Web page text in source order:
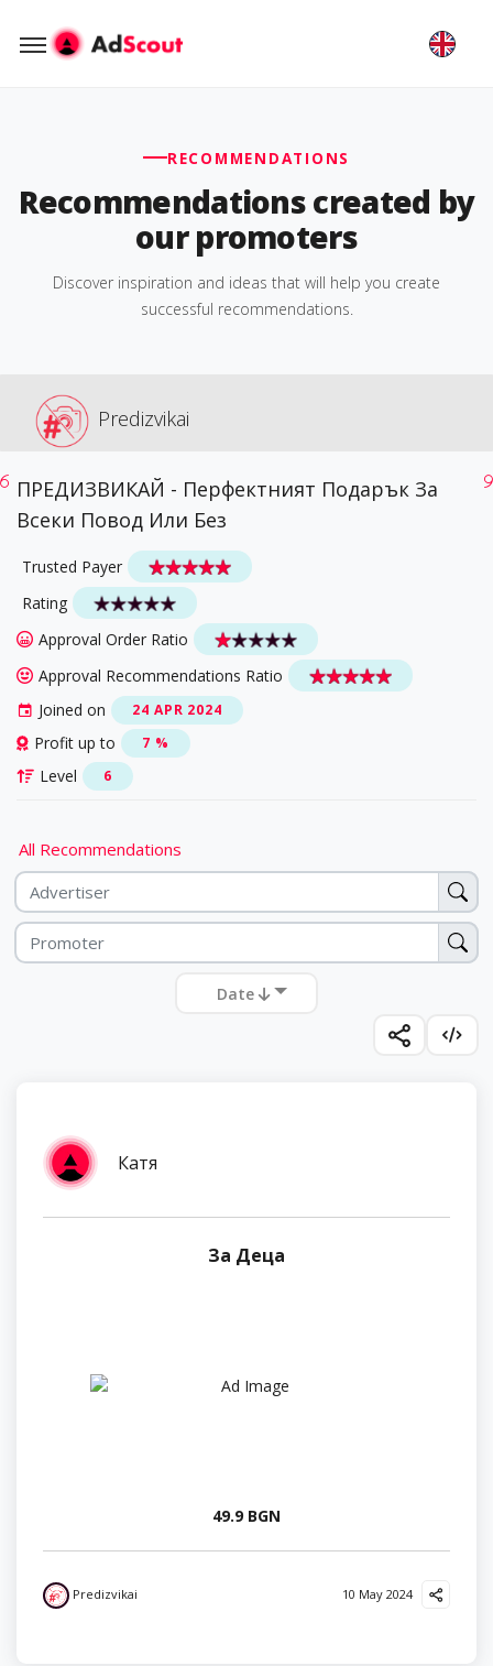
RECOMMENDATIONS
Recommendations created by
our promoters
Discover inspiration and ideas that will help you create
successful recommendations.
Predizvikai
ПРЕДИЗВИКАЙ - Перфектният Подарък За
Всеки Повод Или Без
Trusted Payer
Rating
Approval Order Ratio
Approval Recommendations Ratio
Joined on
24 APR 2024
Profit up to 7 %
Level 6
All Recommendations
Date
Катя
За Деца
49.9 BGN
Predizvikai 10 May 2024